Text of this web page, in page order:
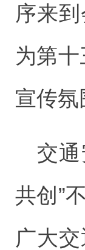
序来
为第
宣传氛
交
共创”
广大